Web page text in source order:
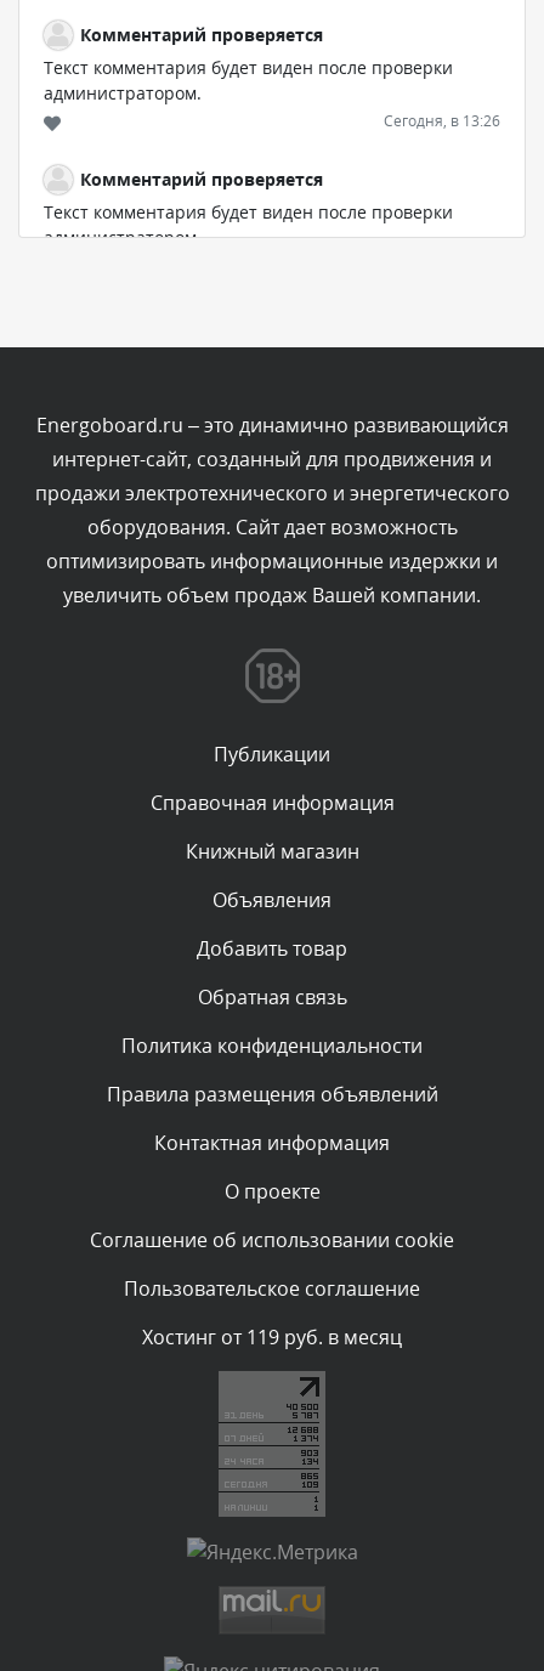
Комментарий проверяется
Текст комментария будет виден после проверки
администратором.
Сегодня, в 13:26
Комментарий проверяется
Текст комментария будет виден после проверки
администратором.
Комментарий проверяется
Текст комментария будет виден после проверки
администратором.
Сегодня, в 12:19
Комментарий проверяется
Текст комментария будет виден после проверки
Комментарий проверяется
Текст комментария будет виден после проверки
администратором.
Комментарий проверяется
администратором.
Комментарий проверяется
администратором.
Комментарий проверяется
администратором.
Комментарий проверяется
Текст комментария будет виден после проверки
Комментарий проверяется
Текст комментария будет виден после проверки
администратором.
Текст комментария будет виден после проверки
Energoboard.ru – это динамично развивающийся
интернет-сайт, созданный для продвижения и
продажи электротехнического и энергетического
оборудования. Сайт дает возможность
оптимизировать информационные издержки и
увеличить объем продаж Вашей компании.
Публикации
Справочная информация
Книжный магазин
Объявления
Добавить товар
Обратная связь
Политика конфиденциальности
Правила размещения объявлений
Контактная информация
О проекте
Соглашение об использовании cookie
Пользовательское соглашение
Хостинг от 119 руб. в месяц